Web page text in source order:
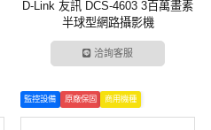
D-Link 友訊 DCS-4603 3百萬畫素
半球型網路攝影機
洽詢客服
監控設備 原廠保固 商用機種